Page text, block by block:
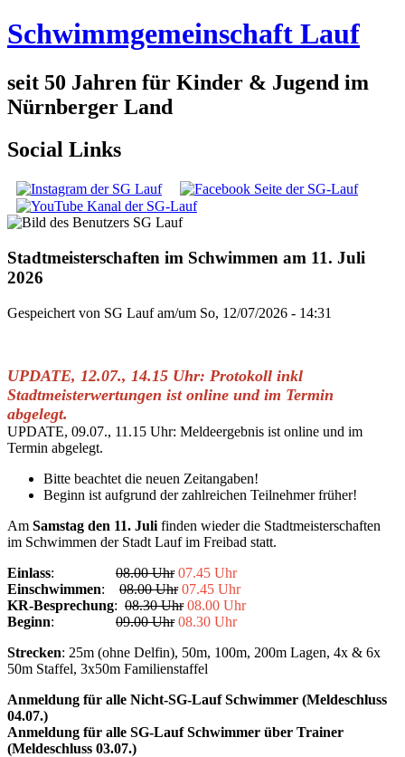
Schwimmgemeinschaft Lauf
seit 50 Jahren für Kinder & Jugend im
Nürnberger Land
Social Links
Stadtmeisterschaften im Schwimmen am 11. Juli
2026
Gespeichert von SG Laufam/um So, 12/07/2026 - 14:31
UPDATE, 12.07., 14.15 Uhr: Protokoll inkl
Stadtmeisterwertungen ist online und im Termin
abgelegt.
UPDATE, 09.07., 11.15 Uhr: Meldeergebnis ist online und im
Termin abgelegt.
Bitte beachtet die neuen Zeitangaben!
Beginn ist aufgrund der zahlreichen Teilnehmer früher!
Am Samstag den 11. Juli finden wieder die Stadtmeisterschaften
im Schwimmen der Stadt Lauf im Freibad statt.
Einlass: 08.00 Uhr 07.45 Uhr
Einschwimmen: 08.00 Uhr 07.45 Uhr
KR-Besprechung: 08.30 Uhr 08.00 Uhr
Beginn: 09.00 Uhr 08.30 Uhr
Strecken: 25m (ohne Delfin), 50m, 100m, 200m Lagen, 4x & 6x
50m Staffel, 3x50m Familienstaffel
Anmeldung für alle Nicht-SG-Lauf Schwimmer (Meldeschluss
04.07.)
Anmeldung für alle SG-Lauf Schwimmer über Trainer
(Meldeschluss 03.07.)